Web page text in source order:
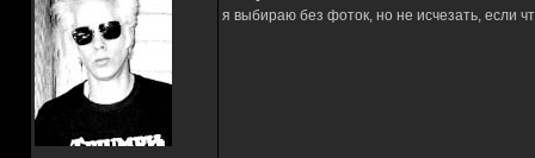
я выбираю без фоток, но не исчезать, если